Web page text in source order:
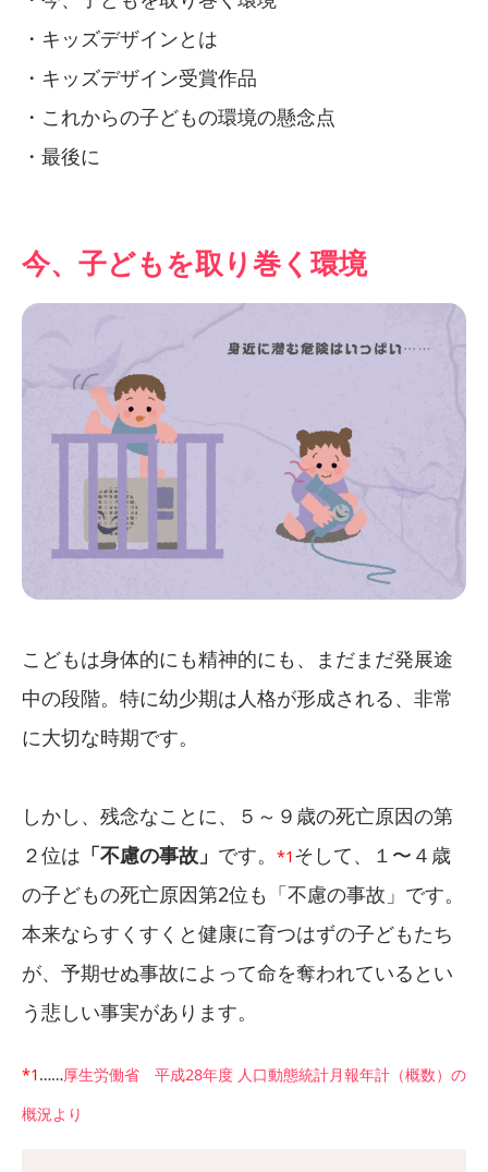
・キッズデザインとは
・キッズデザイン受賞作品
・これからの子どもの環境の懸念点
・最後に
今、子どもを取り巻く環境
こどもは身体的にも精神的にも、まだまだ発展途
中の段階。特に幼少期は人格が形成される、非常
に大切な時期です。
しかし、残念なことに、５～９歳の死亡原因の第
２位は 「不慮の事故」 です。 *1そして、１〜４歳
の子どもの死亡原因第2位も「不慮の事故」です。
本来ならすくすくと健康に育つはずの子どもたち
が、予期せぬ事故によって命を奪われているとい
う悲しい事実があります。
*1……厚生労働省 平成28年度 人口動態統計月報年計（概数）の
概況より